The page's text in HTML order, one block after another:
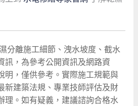
分離施工細節、洩水坡度、截水
訊，為參考公開資訊及網路資
明，僅供參考。實際施工規範與
新建築法規、專業技師評估及財
理。如有疑義，建議諮詢合格水